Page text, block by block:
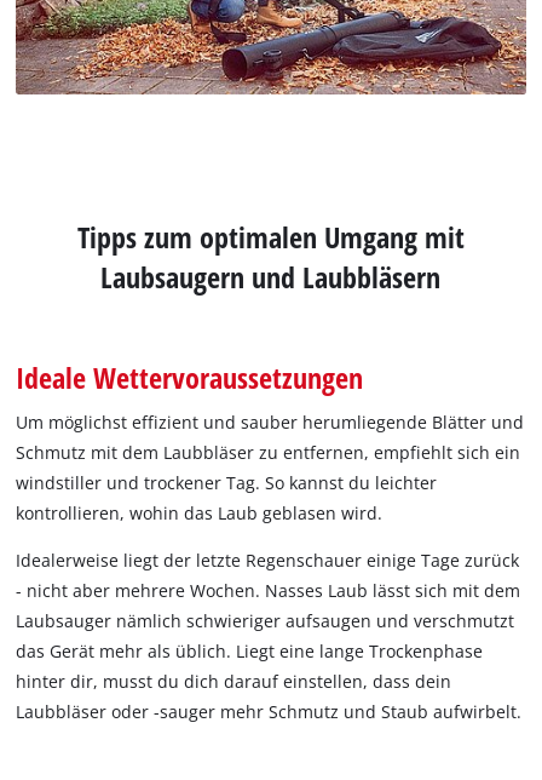
Tipps zum optimalen Umgang mit
Laubsaugern und Laubbläsern
Ideale Wettervoraussetzungen
Um möglichst effizient und sauber herumliegende Blätter und
Schmutz mit dem Laubbläser zu entfernen, empfiehlt sich ein
windstiller und trockener Tag. So kannst du leichter
kontrollieren, wohin das Laub geblasen wird.
Idealerweise liegt der letzte Regenschauer einige Tage zurück
- nicht aber mehrere Wochen. Nasses Laub lässt sich mit dem
Laubsauger nämlich schwieriger aufsaugen und verschmutzt
das Gerät mehr als üblich. Liegt eine lange Trockenphase
hinter dir, musst du dich darauf einstellen, dass dein
Laubbläser oder -sauger mehr Schmutz und Staub aufwirbelt.